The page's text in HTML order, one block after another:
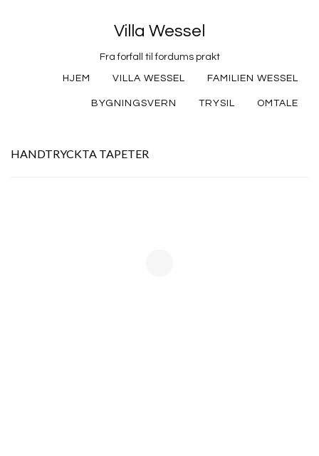
Villa Wessel
Fra forfall til fordums prakt
HJEM VILLA WESSEL FAMILIEN WESSEL
BYGNINGSVERN TRYSIL OMTALE
HANDTRYCKTA TAPETER